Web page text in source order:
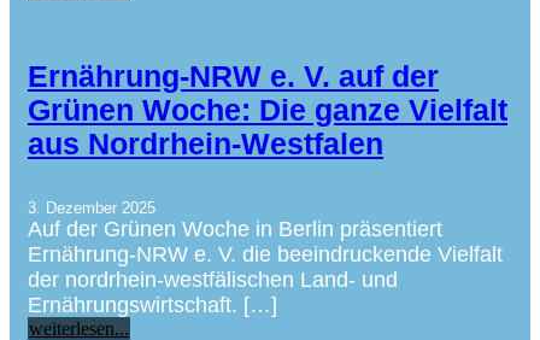
Ernährung-NRW e. V. auf der
Grünen Woche: Die ganze Vielfalt
aus Nordrhein-Westfalen
3. Dezember 2025
Auf der Grünen Woche in Berlin präsentiert
Ernährung-NRW e. V. die beeindruckende Vielfalt
der nordrhein-westfälischen Land- und
Ernährungswirtschaft. […]
weiterlesen...